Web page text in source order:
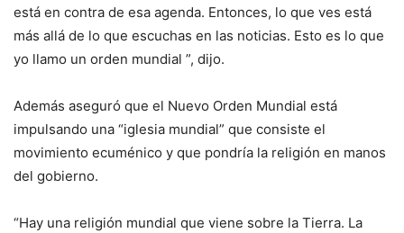
está en contra de esa agenda. Entonces, lo que ves está
más allá de lo que escuchas en las noticias. Esto es lo que
yo llamo un orden mundial ”, dijo.
Además aseguró que el Nuevo Orden Mundial está
impulsando una “iglesia mundial” que consiste el
movimiento ecuménico y que pondría la religión en manos
del gobierno.
“Hay una religión mundial que viene sobre la Tierra. La